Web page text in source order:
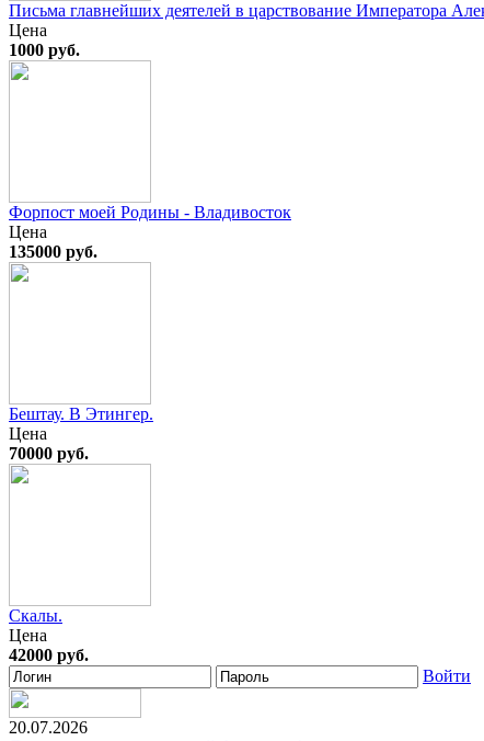
Письма главнейших деятелей в царствование Императора
Цена
1000 руб.
Форпост моей Родины - Владивосток
Цена
135000 руб.
Бештау. В Этингер.
Цена
70000 руб.
Скалы.
Цена
42000 руб.
Войти
20.07.2026